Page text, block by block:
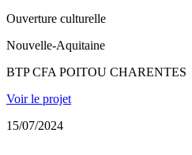
Ouverture culturelle
Nouvelle-Aquitaine
BTP CFA POITOU CHARENTES
Voir le projet
15/07/2024